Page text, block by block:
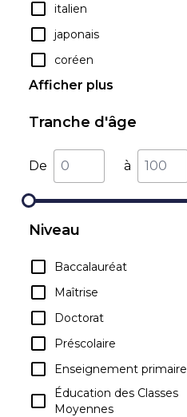
italien
japonais
coréen
Afficher plus
Tranche d'âge
De à
Niveau
Baccalauréat
Maîtrise
Doctorat
Préscolaire
Enseignement primaire
Éducation des Classes
Moyennes